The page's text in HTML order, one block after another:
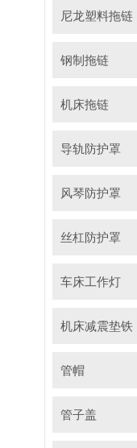
尼龙塑料拖链
钢制拖链
机床拖链
导轨防护罩
风琴防护罩
丝杠防护罩
车床工作灯
机床减震垫铁
管帽
管子盖